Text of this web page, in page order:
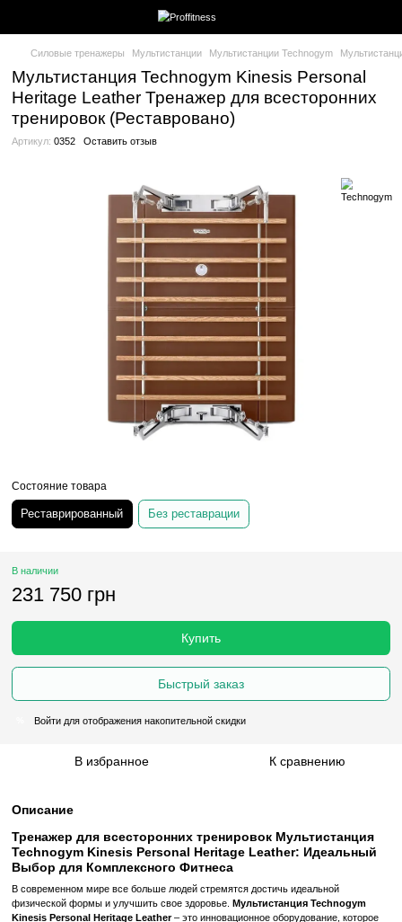
Мультистанция Technogym Kinesis
Heritage Leather Тренажер для
тренировок (Реставровано)
Состояние товара
Без реставрации
Быстрый заказ
% Войтидля отображения накопительной скидки